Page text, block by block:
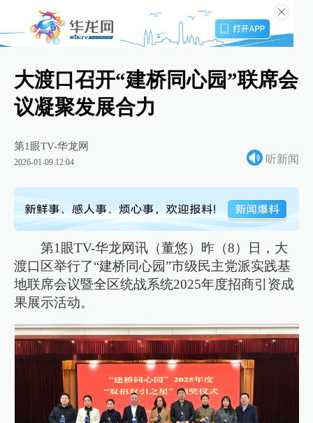
大渡口召开“建桥同心园”联席会
议凝聚发展合力
第1眼TV-华龙网
2026-01-09 12:04 听新闻
第1眼TV-华龙网讯（董悠）昨（8）日，大
渡口区举行了“建桥同心园”市级民主党派实践基
地联席会议暨全区统战系统2025年度招商引资成
果展示活动。